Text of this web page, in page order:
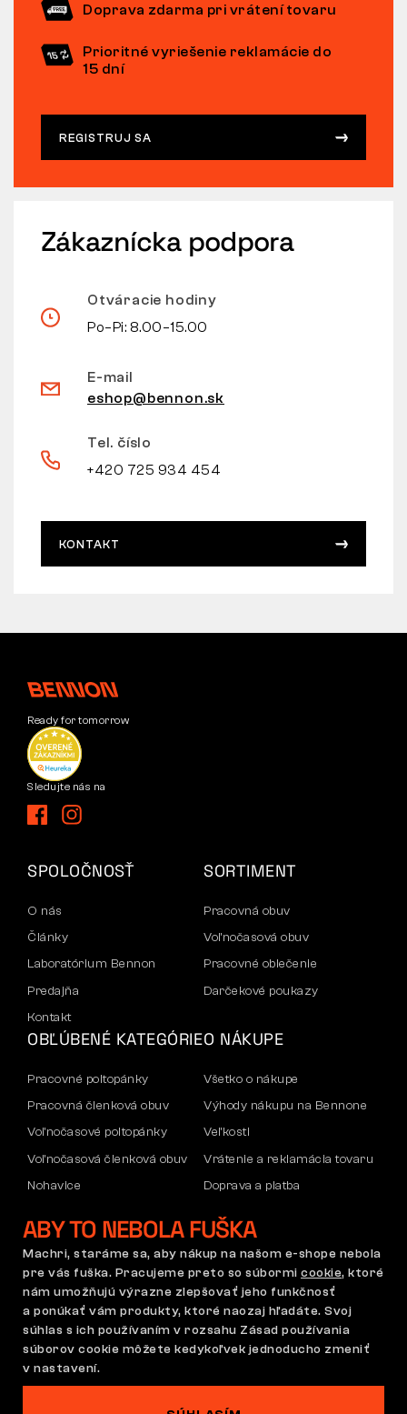
Doprava zdarma pri vrátení tovaru
Prioritné vyriešenie reklamácie do
15 dní
REGISTRUJ SA
Zákaznícka podpora
Otváracie hodiny
Po–Pi: 8.00–15.00
E-mail
eshop@bennon.sk
Tel. číslo
+420 725 934 454
KONTAKT
Ready for tomorrow
Sledujte nás na
SPOLOČNOSŤ
O nás
Články
Laboratórium Bennon
Predajňa
Kontakt
SORTIMENT
Pracovná obuv
Voľnočasová obuv
Pracovné oblečenie
Darčekové poukazy
OBĽÚBENÉ KATEGÓRIE
Pracovné poltopánky
Pracovná členková obuv
Voľnočasové poltopánky
Voľnočasová členková obuv
Nohavice
O NÁKUPE
Všetko o nákupe
Výhody nákupu na Bennone
Veľkosti
Vrátenie a reklamácia tovaru
Doprava a platba
Reklamácia a záruka
Obchodné podmienky
Reklamačný poriadok
Nastavenie súborov cookie
GDPR
Slovensko | Slovenčina
ABY TO NEBOLA FUŠKA
Machri, staráme sa, aby nákup na našom e-shope nebola
pre vás fuška. Pracujeme preto so súbormi cookie, ktoré
nám umožňujú výrazne zlepšovať jeho funkčnosť
a ponúkať vám produkty, ktoré naozaj hľadáte. Svoj
súhlas s ich používaním v rozsahu Zásad používania
súborov cookie môžete kedykoľvek jednoducho zmeniť
v nastavení.